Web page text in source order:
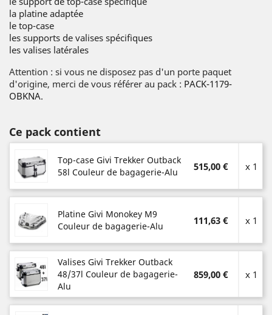
la platine adaptée
le top-case
les supports de valises spécifiques
les valises latérales
Attention : si vous ne disposez pas d'un porte paquet
d'origine, merci de vous référer au pack : PACK-1179-
OBKNA.
Ce pack contient
Top-case Givi Trekker Outback
58l Couleur de bagagerie-Alu
515,00 € x 1
Platine Givi Monokey M9
Couleur de bagagerie-Alu
111,63 € x 1
Valises Givi Trekker Outback
48/37l Couleur de bagagerie-
Alu
859,00 € x 1